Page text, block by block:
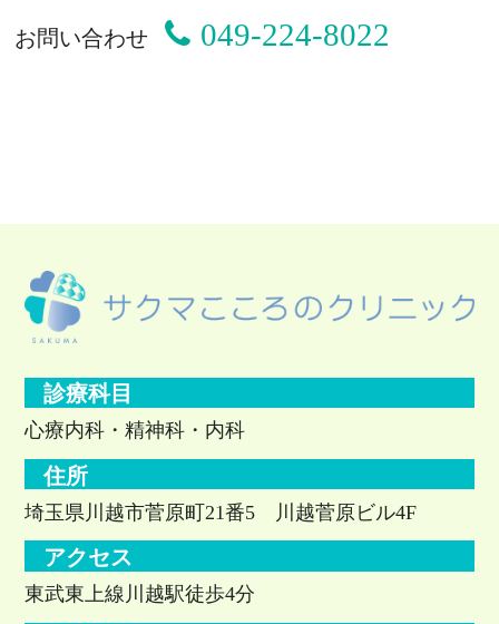
お問い合わせ 049-224-8022
診療科目
心療内科・精神科・内科
住所
埼玉県川越市菅原町21番5 川越菅原ビル4F
アクセス
東武東上線川越駅徒歩4分